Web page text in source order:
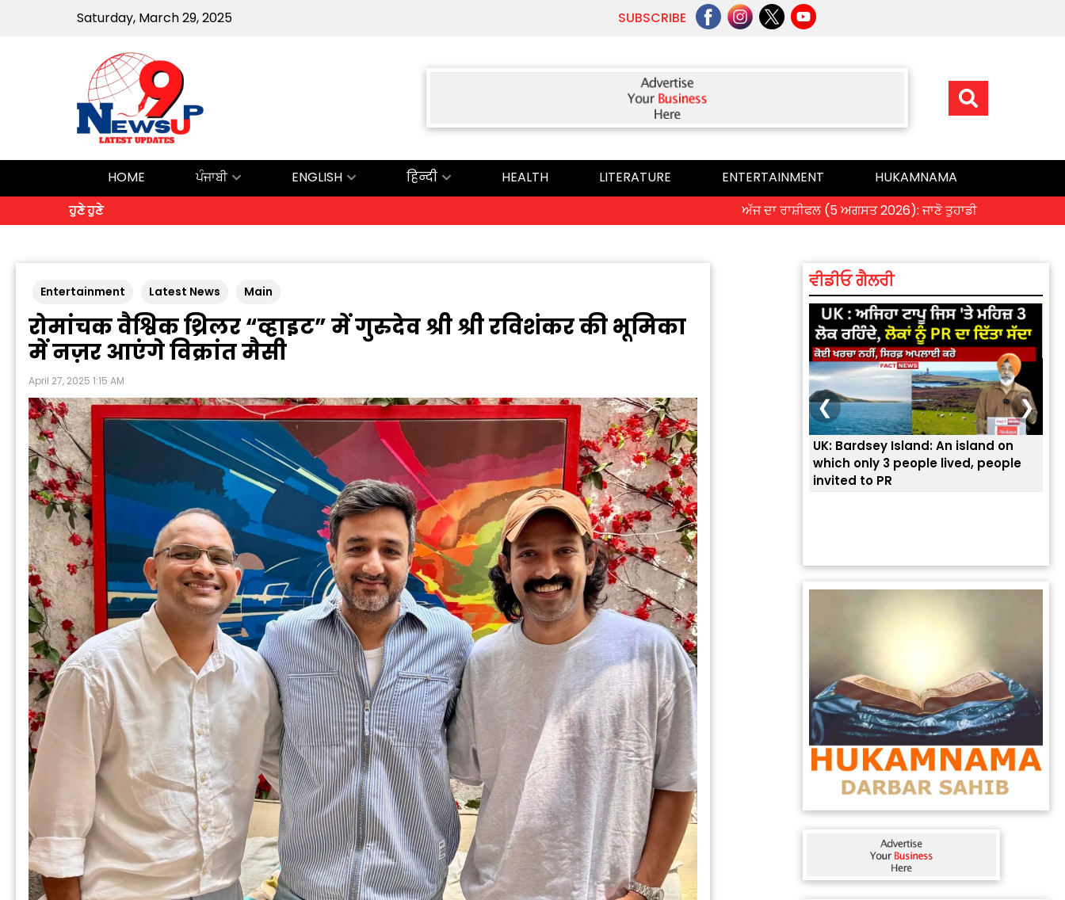
Saturday, March 29, 2025 SUBSCRIBE
HOME ਪੰਜਾਬੀ ENGLISH हिन्दी HEALTH LITERATURE ENTERTAINMENT
HUKAMNAMA
ਹੁਣੇ ਹੁਣੇ
ਅੱਜ ਦਾ ਰਾਸ਼ੀਫਲ (5 ਅਗਸਤ 2026): ਜਾਣੋ ਤੁਹਾਡੀ ਰਾਸ਼ੀ ‘ਤੇ ਗ੍ਰਹਿਆਂ ਦੀ ਚਾਲ
Entertainment Latest News Main
रोमांचक वैश्विक थ्रिलर “व्हाइट” में गुरुदेव श्री श्री रविशंकर की भूमिका
में नज़र आएंगे विक्रांत मैसी
April 27, 2025 1:15 AM
ਵੀਡੀਓ ਗੈਲਰੀ
Prabh Harmandar Sohna
Naam Sada Sukhdai
UK: Bardsey Island: An island on
which only 3 people lived, people
invited to PR
❮ ❯